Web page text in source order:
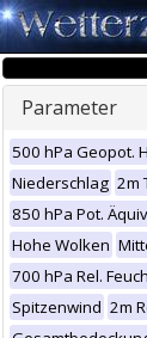
Parameter
500 hPa Geopot.
Niederschlag 2m
850 hPa Pot.
Hohe Wolken
700 hPa Rel.
Spitzenwind 2m